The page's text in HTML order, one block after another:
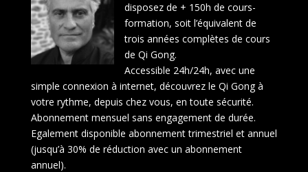
disposez de + 150h de cours-
formation, soit l’équivalent de
trois années complètes de cours
de Qi Gong.
Accessible 24h/24h, avec une
simple connexion à internet, découvrez le Qi Gong à
votre rythme, depuis chez vous, en toute sécurité.
Abonnement mensuel sans engagement de durée.
Egalement disponible abonnement trimestriel et annuel
(jusqu’à 30% de réduction avec un abonnement
annuel).